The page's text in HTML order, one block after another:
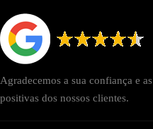
Agradecemos a sua confiança e
positivas dos nossos clientes.